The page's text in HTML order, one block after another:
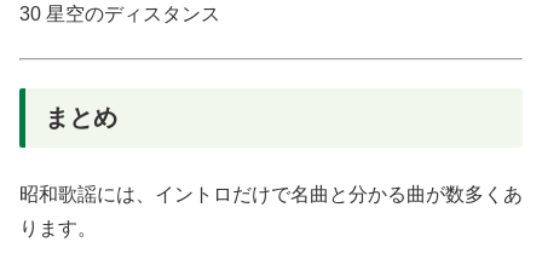
30 星空のディスタンス
まとめ
昭和歌謡には、イントロだけで名曲と分かる曲が数多くあ
ります。